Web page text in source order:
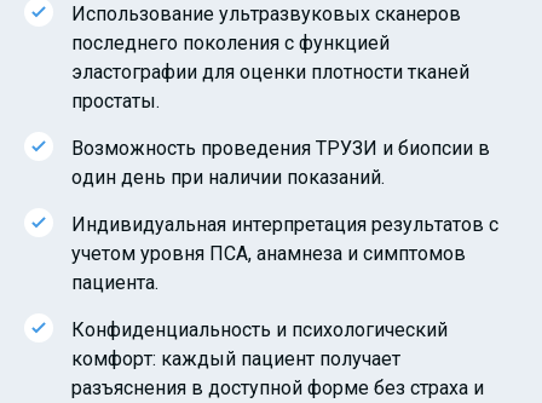
Использование ультразвуковых сканеров
последнего поколения с функцией
эластографии для оценки плотности тканей
простаты.
Возможность проведения ТРУЗИ и биопсии в
один день при наличии показаний.
Индивидуальная интерпретация результатов с
учетом уровня ПСА, анамнеза и симптомов
пациента.
Конфиденциальность и психологический
комфорт: каждый пациент получает
разъяснения в доступной форме без страха и